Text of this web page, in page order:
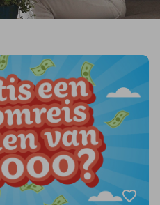
favorite_border